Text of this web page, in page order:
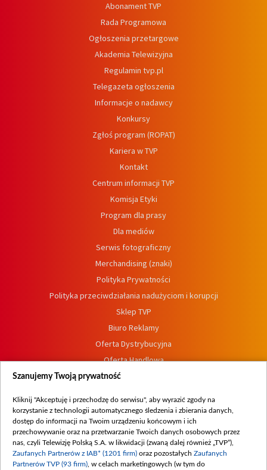
Abonament TVP
Rada Programowa
Ogłoszenia przetargowe
Akademia Telewizyjna
Regulamin tvp.pl
Telegazeta ogłoszenia
Informacje o nadawcy
Konkursy
Zgłoś program (ROPAT)
Kariera w TVP
Kontakt
Centrum informacji TVP
Komisja Etyki
Program dla prasy
Dla mediów
Serwis fotograficzny
Merchandising (znaki)
Polityka Prywatności
Polityka przeciwdziałania nadużyciom i korupcji
Sklep TVP
Biuro Reklamy
Oferta Dystrybucyjna
Oferta Handlowa
Dostępność
Procedura zgłoszeń wewnętrznych
Szanujemy Twoją prywatność
Kliknij "Akceptuję i przechodzę do serwisu", aby wyrazić zgody na
korzystanie z technologii automatycznego śledzenia i zbierania danych,
dostęp do informacji na Twoim urządzeniu końcowym i ich
przechowywanie oraz na przetwarzanie Twoich danych osobowych przez
nas, czyli Telewizję Polską S.A. w likwidacji (zwaną dalej również „TVP”),
Zaufanych Partnerów z IAB* (1201 firm) oraz pozostałych Zaufanych
Partnerów TVP (93 firm) , w celach marketingowych (w tym do